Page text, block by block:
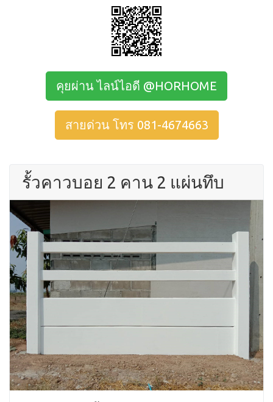
คุยผ่าน ไลน์ไอดี @HORHOME
สายด่วน โทร 081-4674663
รั้วคาวบอย 2 คาน 2 แผ่นทึบ